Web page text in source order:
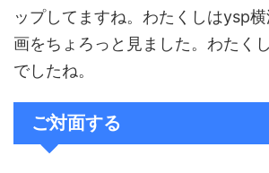
ップしてますね。わたくしはysp
画をちょろっと見ました。わたく
でしたね。
ご対面する